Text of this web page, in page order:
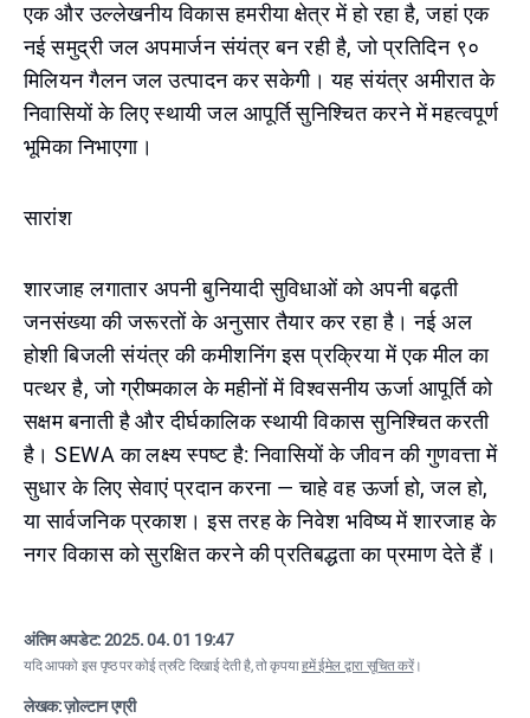
एक और उल्लेखनीय विकास हमरीया क्षेत्र में हो रहा है, जहां एक
नई समुद्री जल अपमार्जन संयंत्र बन रही है, जो प्रतिदिन ९०
मिलियन गैलन जल उत्पादन कर सकेगी। यह संयंत्र अमीरात के
निवासियों के लिए स्थायी जल आपूर्ति सुनिश्चित करने में महत्वपूर्ण
भूमिका निभाएगा।
सारांश
शारजाह लगातार अपनी बुनियादी सुविधाओं को अपनी बढ़ती
जनसंख्या की जरूरतों के अनुसार तैयार कर रहा है। नई अल
होशी बिजली संयंत्र की कमीशनिंग इस प्रक्रिया में एक मील का
पत्थर है, जो ग्रीष्मकाल के महीनों में विश्वसनीय ऊर्जा आपूर्ति को
सक्षम बनाती है और दीर्घकालिक स्थायी विकास सुनिश्चित करती
है। SEWA का लक्ष्य स्पष्ट है: निवासियों के जीवन की गुणवत्ता में
सुधार के लिए सेवाएं प्रदान करना — चाहे वह ऊर्जा हो, जल हो,
या सार्वजनिक प्रकाश। इस तरह के निवेश भविष्य में शारजाह के
नगर विकास को सुरक्षित करने की प्रतिबद्धता का प्रमाण देते हैं।
अंतिम अपडेट:2025. 04. 01 19:47
यदि आपको इस पृष्ठ पर कोई त्रुटि दिखाई देती है, तो कृपयाहमें ईमेल द्वारा सूचित करें।
लेखक: ज़ोल्टान एग्री